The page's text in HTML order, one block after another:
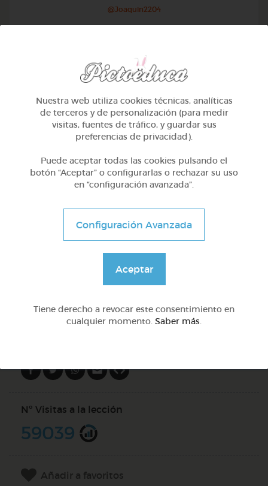
@Joaquin2204
Otros
Sílabas trabadas
DOCS (5)
Nº Visitas a la lección
59039
Añadir a favoritos
Nuestra web utiliza cookies técnicas, analíticas
de terceros y de personalización (para medir
visitas, fuentes de tráfico, y guardar sus
preferencias de privacidad).
Puede aceptar todas las cookies pulsando el
botón “Aceptar” o configurarlas o rechazar su uso
en “configuración avanzada”.
Configuración Avanzada
Aceptar
Tiene derecho a revocar este consentimiento en
cualquier momento. Saber más.